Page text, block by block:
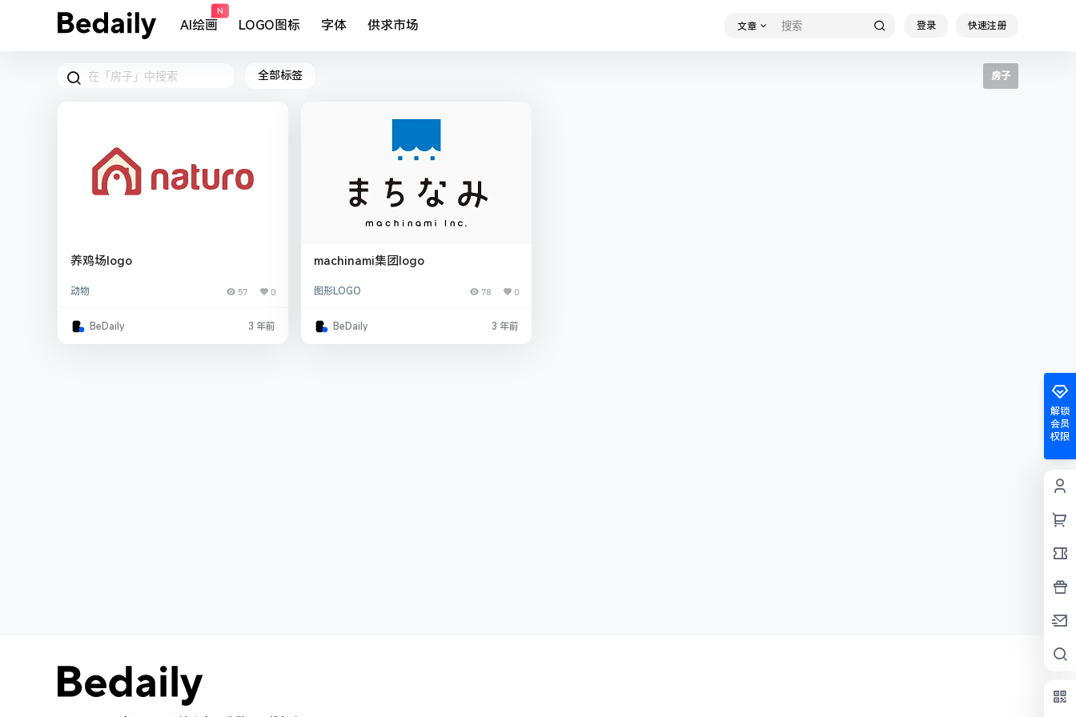
AI绘画
N
LOGO图标 字体 供求市场 文章 登录 快速注册
全部标签 房子
养鸡场logo
动物 57 0
BeDaily 3 年前
machinami集团logo
图形LOGO 78 0
BeDaily 3 年前
解锁
会员
权限